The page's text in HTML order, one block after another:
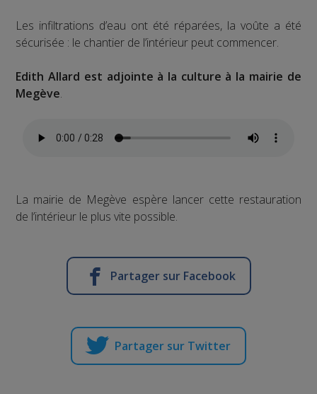
Les infiltrations d’eau ont été réparées, la voûte a été
sécurisée : le chantier de l’intérieur peut commencer.
Edith Allard est adjointe à la culture à la mairie de
Megève.
La mairie de Megève espère lancer cette restauration
de l’intérieur le plus vite possible.
Partager sur Facebook
Partager sur Twitter